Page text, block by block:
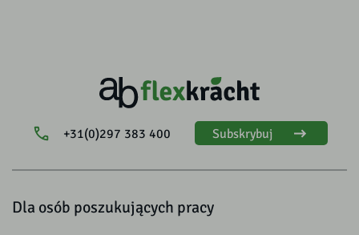
+31(0)297 383 400 Subskrybuj
Dla osób poszukujących pracy